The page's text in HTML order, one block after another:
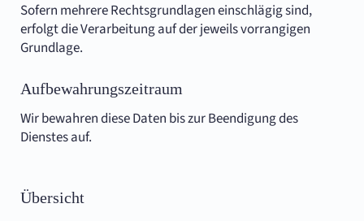
Sofern mehrere Rechtsgrundlagen einschlägig sind,
erfolgt die Verarbeitung auf der jeweils vorrangigen
Grundlage.
Aufbewahrungszeitraum
Wir bewahren diese Daten bis zur Beendigung des
Dienstes auf.
Übersicht